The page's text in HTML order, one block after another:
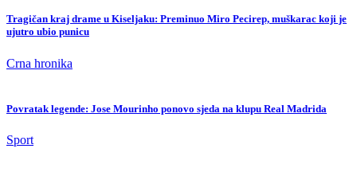
Tragičan kraj drame u Kiseljaku: Preminuo Miro Pecirep, muškarac koji je
ujutro ubio punicu
Crna hronika
Povratak legende: Jose Mourinho ponovo sjeda na klupu Real Madrida
Sport